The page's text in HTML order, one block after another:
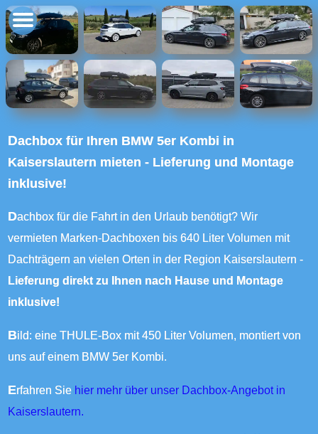
Dachbox für Ihren BMW 5er Kombi in
Kaiserslautern mieten - Lieferung und Montage
inklusive!
Dachbox für die Fahrt in den Urlaub benötigt? Wir
vermieten Marken-Dachboxen bis 640 Liter Volumen mit
Dachträgern an vielen Orten in der Region Kaiserslautern -
Lieferung direkt zu Ihnen nach Hause und Montage
inklusive!
Bild: eine THULE-Box mit 450 Liter Volumen, montiert von
uns auf einem BMW 5er Kombi.
Erfahren Sie hier mehr über unser Dachbox-Angebot in
Kaiserslautern.